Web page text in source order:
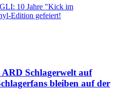
10 Jahre "Kick im
Edition gefeiert!
Schlagerwelt auf
bleiben auf der